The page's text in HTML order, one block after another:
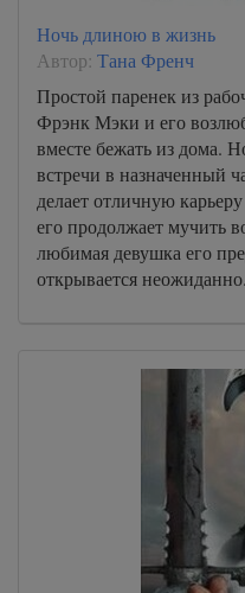
Ночь длиною в жизнь
Автор: Тана Френч
Простой паренек из
Фрэнк Мэки и его
вместе бежать из дома.
встречи в назначенный
делает отличную
его продолжает мучить
любимая девушка его
открывается неожиданно.